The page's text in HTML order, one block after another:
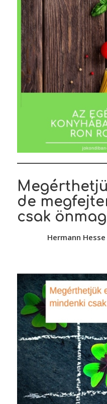
de
csak
Hermann Hesse